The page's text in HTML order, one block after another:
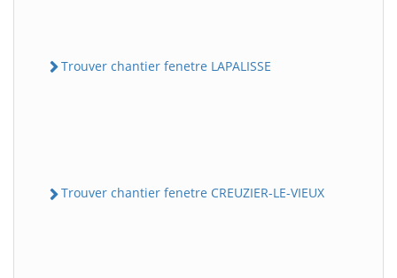
Trouver chantier fenetre LAPALISSE
Trouver chantier fenetre CREUZIER-LE-VIEUX